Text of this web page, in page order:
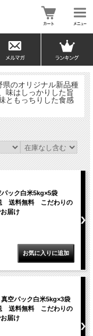
県のオリジナル新品種
味はしっかりした旨
ともっちりした食感
ック白米5kg×5袋
送料無料 こだわりの
届け
空パック白米5kg×3袋
送料無料 こだわりの
届け